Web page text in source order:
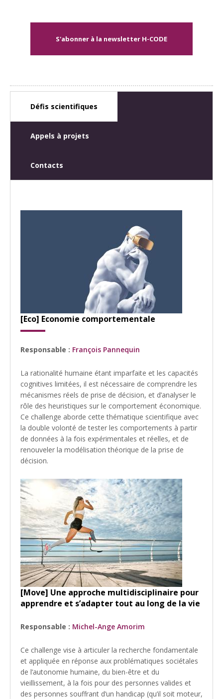
S'abonner à la newsletter H-CODE
Défis scientifiques
Appels à projets
Contacts
[Eco] Economie comportementale
Responsable : François Pannequin
La rationalité humaine étant imparfaite et les capacités
cognitives limitées, il est nécessaire de comprendre les
mécanismes réels de prise de décision, et d’analyser le
rôle des heuristiques sur le comportement économique.
Ce challenge aborde cette thématique scientifique avec
la double volonté de tester les comportements à partir
de données à la fois expérimentales et réelles, et de
renouveler la modélisation théorique de la prise de
décision.
[Move] Une approche multidisciplinaire pour
apprendre et s’adapter tout au long de la vie
Responsable : Michel-Ange Amorim
Ce challenge vise à articuler la recherche fondamentale
et appliquée en réponse aux problématiques sociétales
de l’autonomie humaine, du bien-être et du
vieillissement, à la fois pour des personnes valides et
des personnes souffrant d’un handicap (qu’il soit moteur,